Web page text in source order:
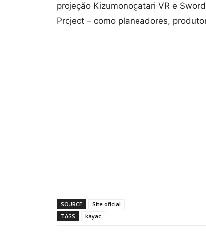
projeção Kizumonogatari VR e
Project – como planeadores,
SOURCE
Site oficial
TAGS
kayac